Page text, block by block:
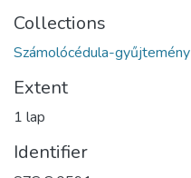
Collections
Számolócédula-gyűjtemény
Extent
1 lap
Identifier